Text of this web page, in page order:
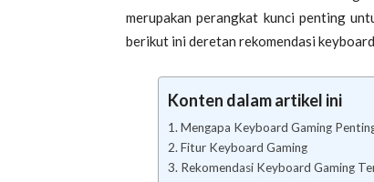
merupakan perangkat kunci penting
berikut ini deretan rekomendasi
Konten dalam artikel ini
Mengapa Keyboard Gaming
Fitur Keyboard Gaming
Rekomendasi Keyboard Gaming